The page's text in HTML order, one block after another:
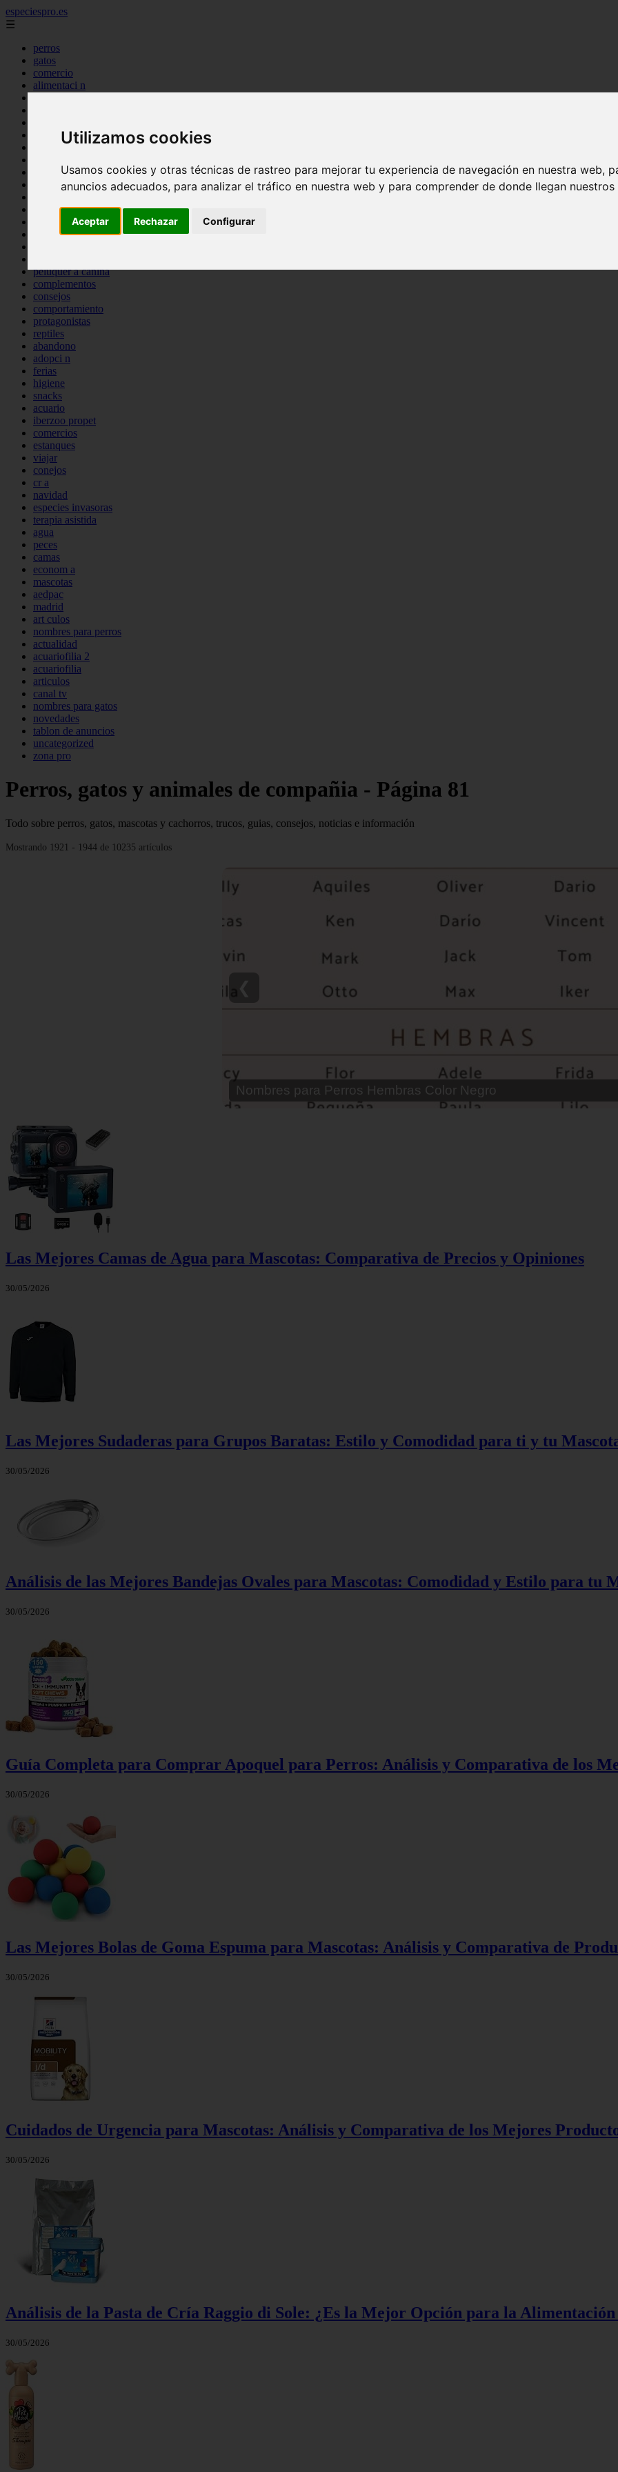
Utilizamos cookies
Usamos cookies y otras técnicas de rastreo para mejorar tu experiencia de navegación en nuestra web,
anuncios adecuados, para analizar el tráfico en nuestra web y para comprender de donde llegan
Aceptar Rechazar Configurar
especiespro.es
☰
perros
gatos
comercio
alimentaci n
tenencia responsable
marketing
peque os mam feros
legislaci n
peluquer a canina
complementos
consejos
comportamiento
protagonistas
reptiles
abandono
adopci n
ferias
higiene
snacks
acuario
iberzoo propet
comercios
estanques
viajar
conejos
cr a
navidad
especies invasoras
terapia asistida
agua
peces
camas
econom a
mascotas
aedpac
madrid
art culos
nombres para perros
actualidad
acuariofilia 2
acuariofilia
articulos
canal tv
nombres para gatos
novedades
tablon de anuncios
uncategorized
zona pro
Perros, gatos y animales de compañia - Página 81
Todo sobre perros, gatos, mascotas y cachorros, trucos, guias, consejos, noticias e información
Mostrando 1921 - 1944 de 10235 artículos
Nombre para Parejas de Gatos
Las Mejores Camas de Agua para Mascotas: Comparativa de Precios y Opiniones
30/05/2026
Las Mejores Sudaderas para Grupos Baratas: Estilo y Comodidad para ti y tu
30/05/2026
Análisis de las Mejores Bandejas Ovales para Mascotas: Comodidad y Estilo para tu
30/05/2026
Guía Completa para Comprar Apoquel para Perros: Análisis y Comparativa de los
30/05/2026
Las Mejores Bolas de Goma Espuma para Mascotas: Análisis y Comparativa de
30/05/2026
Cuidados de Urgencia para Mascotas: Análisis y Comparativa de los Mejores
30/05/2026
Análisis de la Pasta de Cría Raggio di Sole: ¿Es la Mejor Opción para la Alimentación
30/05/2026